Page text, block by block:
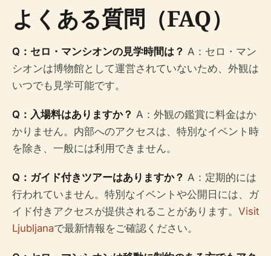
よくある質問（FAQ）
Q：セロ・マンシオンの見学時間は？ A：セロ・マン
シオンは博物館として運営されていないため、外観は
いつでも見学可能です。
Q：入場料はありますか？ A：外観の鑑賞に料金はか
かりません。内部へのアクセスは、特別なイベント時
を除き、一般には利用できません。
Q：ガイド付きツアーはありますか？ A：定期的には
行われていません。特別なイベントや公開日には、ガ
イド付きアクセスが提供されることがあります。 Visit
Ljubljanaで最新情報をご確認ください。